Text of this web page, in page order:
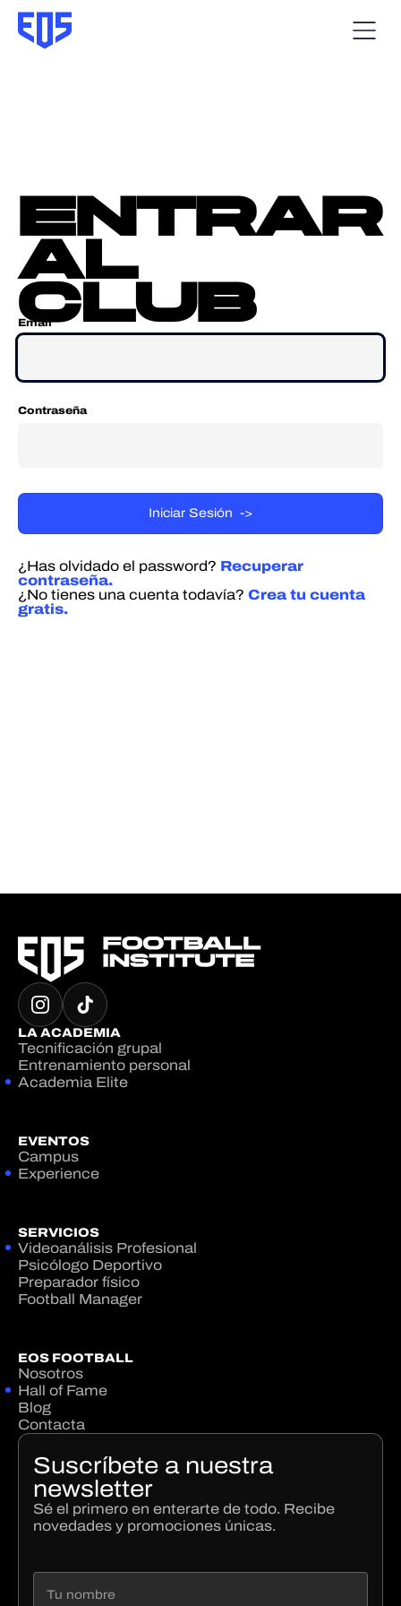
entrar
al
club
Email
Contraseña
¿Has olvidado el password? Recuperar
contraseña.
¿No tienes una cuenta todavía? Crea tu cuenta
gratis.
LA ACADEMIA
Tecnificación grupal
Entrenamiento personal
Academia Elite
EVENTOS
Campus
Experience
SERVICIOS
Videoanálisis Profesional
Psicólogo Deportivo
Preparador físico
Football Manager
EOS FOOTBALL
Nosotros
Hall of Fame
Blog
Contacta
Suscríbete a nuestra
newsletter
Sé el primero en enterarte de todo. Recibe
novedades y promociones únicas.